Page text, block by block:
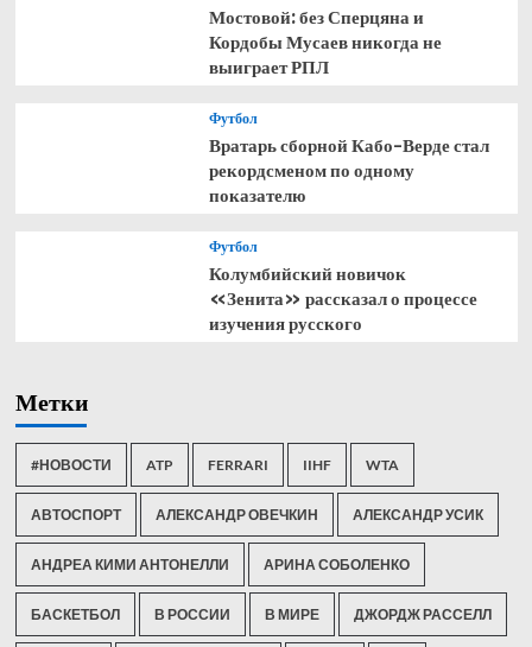
Мостовой: без Сперцяна и
Кордобы Мусаев никогда не
выиграет РПЛ
Футбол
Вратарь сборной Кабо-Верде стал
рекордсменом по одному
показателю
Футбол
Колумбийский новичок
«Зенита» рассказал о процессе
изучения русского
Метки
#НОВОСТИ ATP FERRARI IIHF WTA
АВТОСПОРТ АЛЕКСАНДР ОВЕЧКИН АЛЕКСАНДР УСИК
АНДРЕА КИМИ АНТОНЕЛЛИ АРИНА СОБОЛЕНКО
БАСКЕТБОЛ В РОССИИ В МИРЕ ДЖОРДЖ РАССЕЛЛ